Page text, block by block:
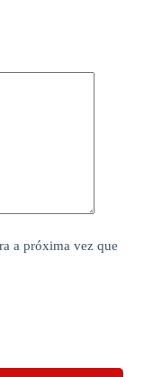
a próxima vez que